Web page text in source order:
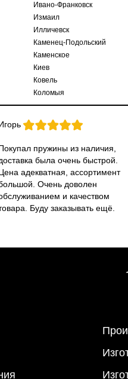
Ивано-Франковск
Измаил
Илличевск
Каменец-Подольский
Каменское
Киев
Ковель
Коломыя
Игорь
пружины из наличия,
была очень быстрой.
адекватная, ассортимент
Очень доволен
и качеством
Буду заказывать ещё.